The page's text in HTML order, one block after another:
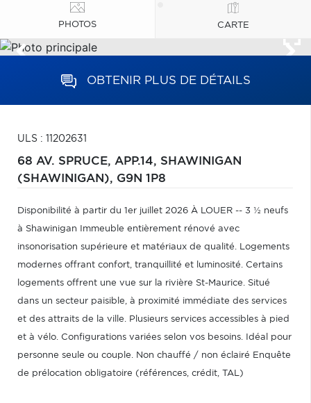
PHOTOS CARTE
OBTENIR PLUS DE DÉTAILS
ULS : 11202631
68 AV. SPRUCE, APP.14, SHAWINIGAN
(SHAWINIGAN), G9N 1P8
Disponibilité à partir du 1er juillet 2026 À LOUER -- 3 ½ neufs
à Shawinigan Immeuble entièrement rénové avec
insonorisation supérieure et matériaux de qualité. Logements
modernes offrant confort, tranquillité et luminosité. Certains
logements offrent une vue sur la rivière St-Maurice. Situé
dans un secteur paisible, à proximité immédiate des services
et des attraits de la ville. Plusieurs services accessibles à pied
et à vélo. Configurations variées selon vos besoins. Idéal pour
personne seule ou couple. Non chauffé / non éclairé Enquête
de prélocation obligatoire (références, crédit, TAL)